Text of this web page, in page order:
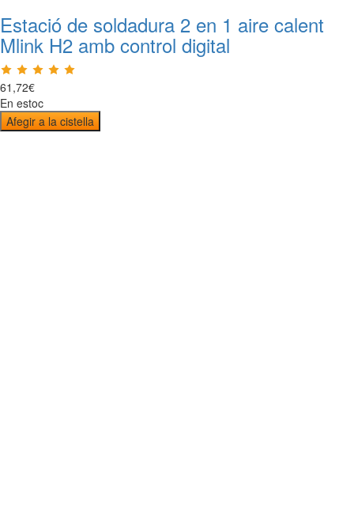
Estació de soldadura 2 en 1 aire calent
Mlink H2 amb control digital
61 ,72€
En estoc
Afegir a la cistella